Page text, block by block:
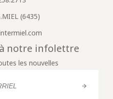
(6435)
notre infolettre
les nouvelles